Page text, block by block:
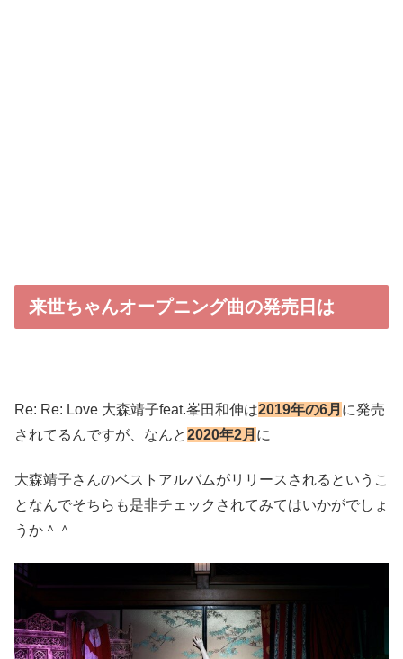
来世ちゃんオープニング曲の発売日は
Re: Re: Love 大森靖子feat.峯田和伸は2019年の6月 に発売
されてるんですが、なんと2020年2月 に
大森靖子さんのベストアルバムがリリースされるというこ
となんでそちらも是非チェックされてみてはいかがでしょ
うか＾＾